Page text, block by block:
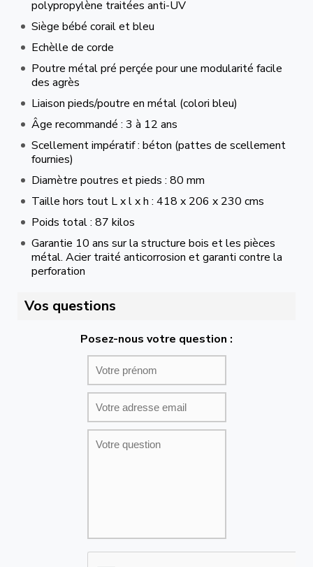
polypropylène traitées anti-UV
Siège bébé corail et bleu
Echèlle de corde
Poutre métal pré perçée pour une modularité facile
des agrès
Liaison pieds/poutre en métal (colori bleu)
Âge recommandé : 3 à 12 ans
Scellement impératif : béton (pattes de scellement
fournies)
Diamètre poutres et pieds : 80 mm
Taille hors tout L x l x h : 418 x 206 x 230 cms
Poids total : 87 kilos
Garantie 10 ans sur la structure bois et les pièces
métal. Acier traité anticorrosion et garanti contre la
perforation
Vos questions
Posez-nous votre question :